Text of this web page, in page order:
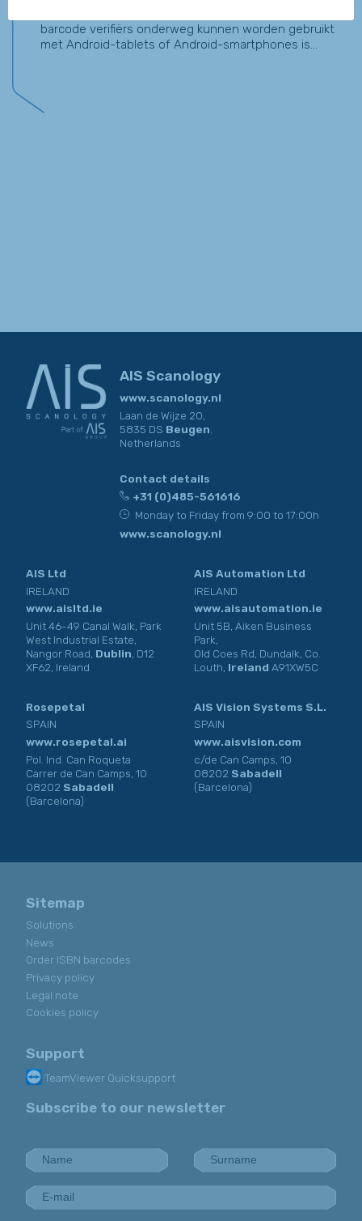
barcode verifiërs onderweg kunnen worden gebruikt
met Android-tablets of Android-smartphones is...
AIS Scanology
www.scanology.nl
Laan de Wijze 20,
5835 DS Beugen
Netherlands
Contact details
+31 (0)485-561616
Monday to Friday from 9:00 to 17:00h
www.scanology.nl
AIS Ltd
IRELAND
www.aisltd.ie
Unit 46-49 Canal Walk, Park
West Industrial Estate,
Nangor Road, Dublin , D12
XF62, Ireland
AIS Automation Ltd
IRELAND
www.aisautomation.ie
Unit 5B, Aiken Business
Park,
Old Coes Rd, Dundalk, Co.
Louth, Ireland A91XW5C
Rosepetal
SPAIN
www.rosepetal.ai
Pol. Ind. Can Roqueta
Carrer de Can Camps, 10
08202 Sabadell
(Barcelona)
AIS Vision Systems S.L.
SPAIN
www.aisvision.com
c/de Can Camps, 10
08202 Sabadell
(Barcelona)
Sitemap
Solutions
News
Order ISBN barcodes
Privacy policy
Legal note
Cookies policy
Support
TeamViewer Quicksupport
Subscribe to our newsletter